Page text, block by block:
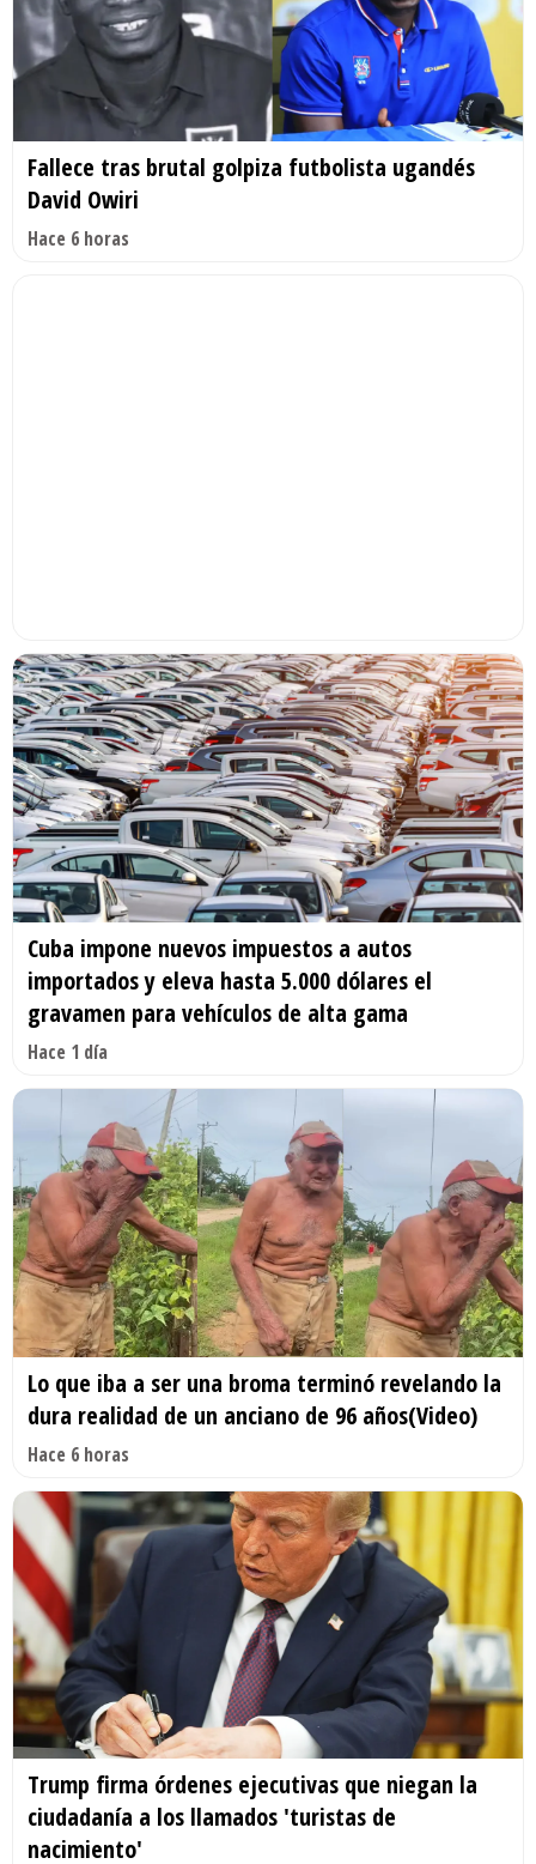
Fallece tras brutal golpiza futbolista ugandés
David Owiri
Hace 6 horas
Cuba impone nuevos impuestos a autos
importados y eleva hasta 5.000 dólares el
gravamen para vehículos de alta gama
Hace 1 día
Lo que iba a ser una broma terminó revelando la
dura realidad de un anciano de 96 años(Video)
Hace 6 horas
Trump firma órdenes ejecutivas que niegan la
ciudadanía a los llamados 'turistas de
nacimiento'